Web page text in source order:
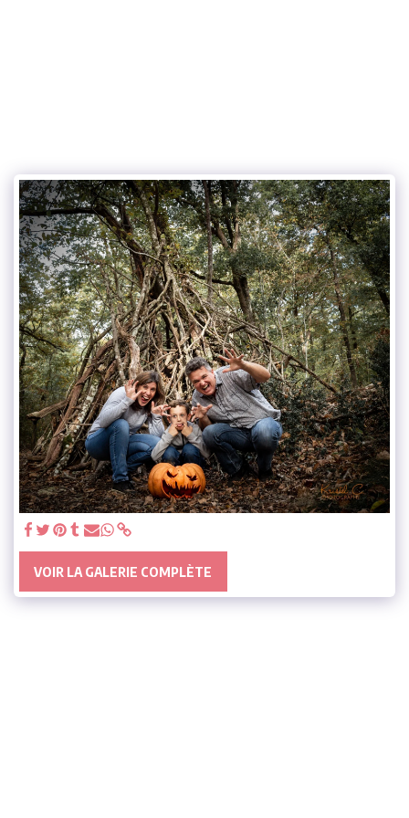
VOIR LA GALERIE COMPLÈTE